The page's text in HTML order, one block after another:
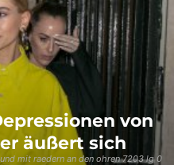
mit raedern an den ohren 7203 lg 0
von
äußert sich